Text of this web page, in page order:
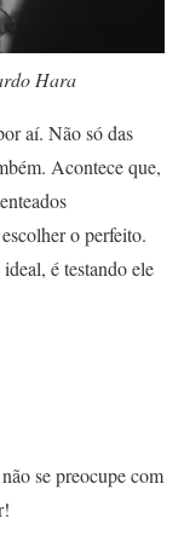
Hara
aí. Não só das
Acontece que,
o perfeito.
é testando ele
se preocupe com